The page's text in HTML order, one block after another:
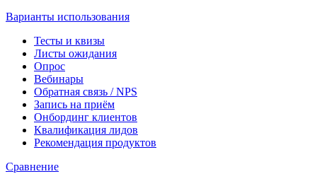
Варианты использования
Тесты и квизы
Листы ожидания
Опрос
Вебинары
Обратная связь / NPS
Запись на приём
Онбординг клиентов
Квалификация лидов
Рекомендация продуктов
Сравнение